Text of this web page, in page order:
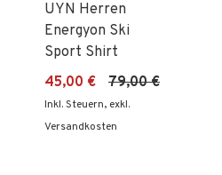
UYN Herren
Energyon Ski
Sport Shirt
45,00 €
79,00 €
Inkl. Steuern, exkl.
Versandkosten